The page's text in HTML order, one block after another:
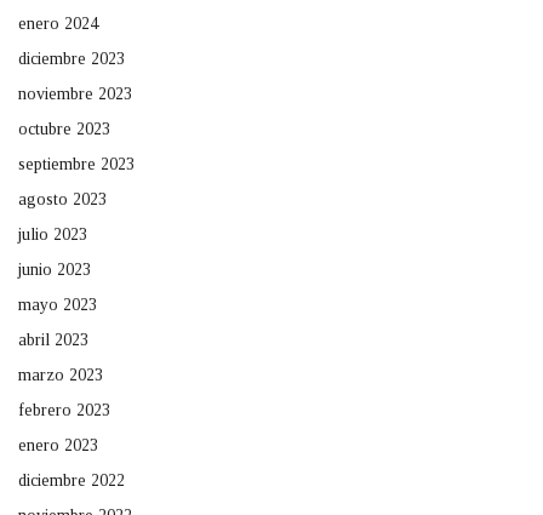
enero 2024
diciembre 2023
noviembre 2023
octubre 2023
septiembre 2023
agosto 2023
julio 2023
junio 2023
mayo 2023
abril 2023
marzo 2023
febrero 2023
enero 2023
diciembre 2022